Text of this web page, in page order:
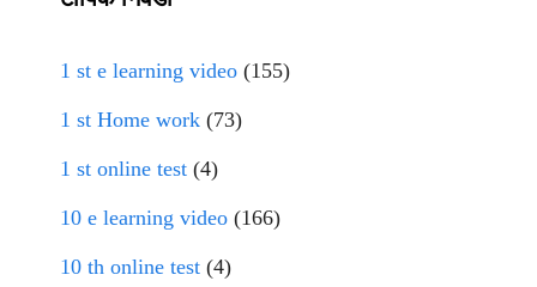
1 st e learning video (155)
1 st Home work (73)
1 st online test (4)
10 e learning video (166)
10 th online test (4)